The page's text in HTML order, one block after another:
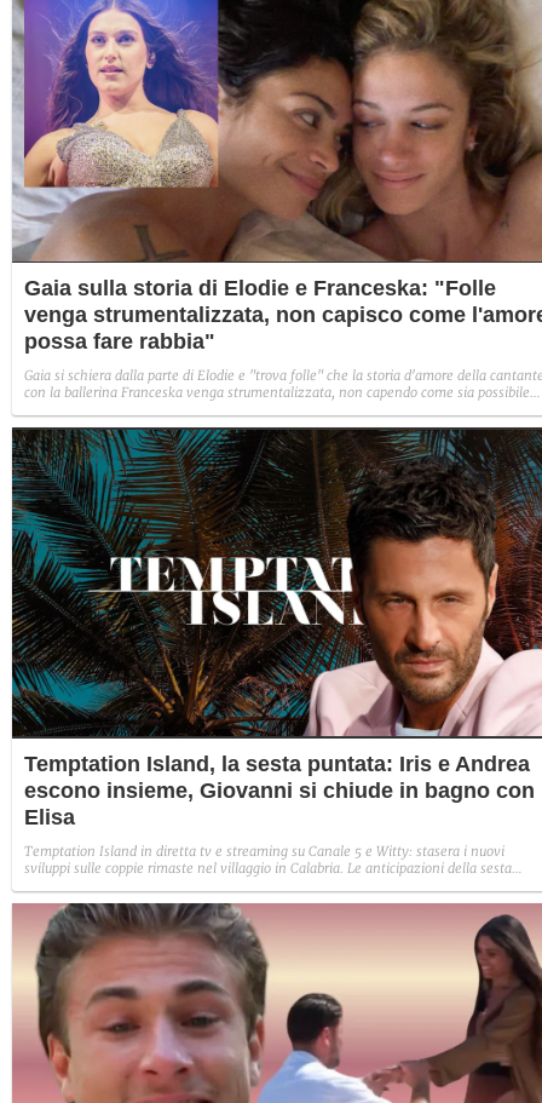
Gaia sulla storia di Elodie e Franceska: "Folle
venga strumentalizzata, non capisco come
possa fare rabbia"
Gaia si schiera dalla parte di Elodie e "trova folle" che la storia d'amore della
con la ballerina Franceska venga strumentalizzata, non capendo come sia possibile
Temptation Island, la sesta puntata: Iris e Andrea
escono insieme, Giovanni si chiude in bagno con
Elisa
Temptation Island in diretta tv e streaming su Canale 5 e Witty: stasera i nuovi
sviluppi sulle coppie rimaste nel villaggio in Calabria. Le anticipazioni della sesta
Sabrina rifiuta il falò con Giovanni e si avvicina a Lory.